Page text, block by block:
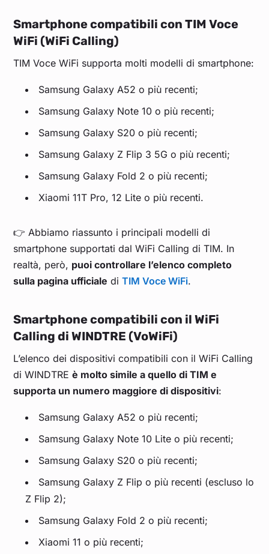
Smartphone compatibili con TIM Voce
WiFi (WiFi Calling)
TIM Voce WiFi supporta molti modelli di smartphone:
Samsung Galaxy A52 o più recenti;
Samsung Galaxy Note 10 o più recenti;
Samsung Galaxy S20 o più recenti;
Samsung Galaxy Z Flip 3 5G o più recenti;
Samsung Galaxy Fold 2 o più recenti;
Xiaomi 11T Pro, 12 Lite o più recenti.
👉 Abbiamo riassunto i principali modelli di
smartphone supportati dal WiFi Calling di TIM. In
realtà, però, puoi controllare l’elenco completo
sulla pagina ufficiale diTIM Voce WiFi.
Smartphone compatibili con il WiFi
Calling di WINDTRE (VoWiFi)
L’elenco dei dispositivi compatibili con il WiFi Calling
di WINDTREè molto simile a quello di TIM e
supporta un numero maggiore di dispositivi:
Samsung Galaxy A52 o più recenti;
Samsung Galaxy Note 10 Lite o più recenti;
Samsung Galaxy S20 o più recenti;
Samsung Galaxy Z Flip o più recenti (escluso lo
Z Flip 2);
Samsung Galaxy Fold 2 o più recenti;
Xiaomi 11 o più recenti;